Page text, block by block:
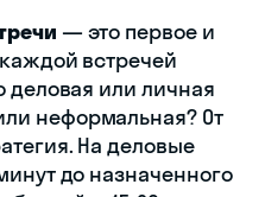
— это первое и
встречей
деловая или личная
неформальная? От
На деловые
до назначенного